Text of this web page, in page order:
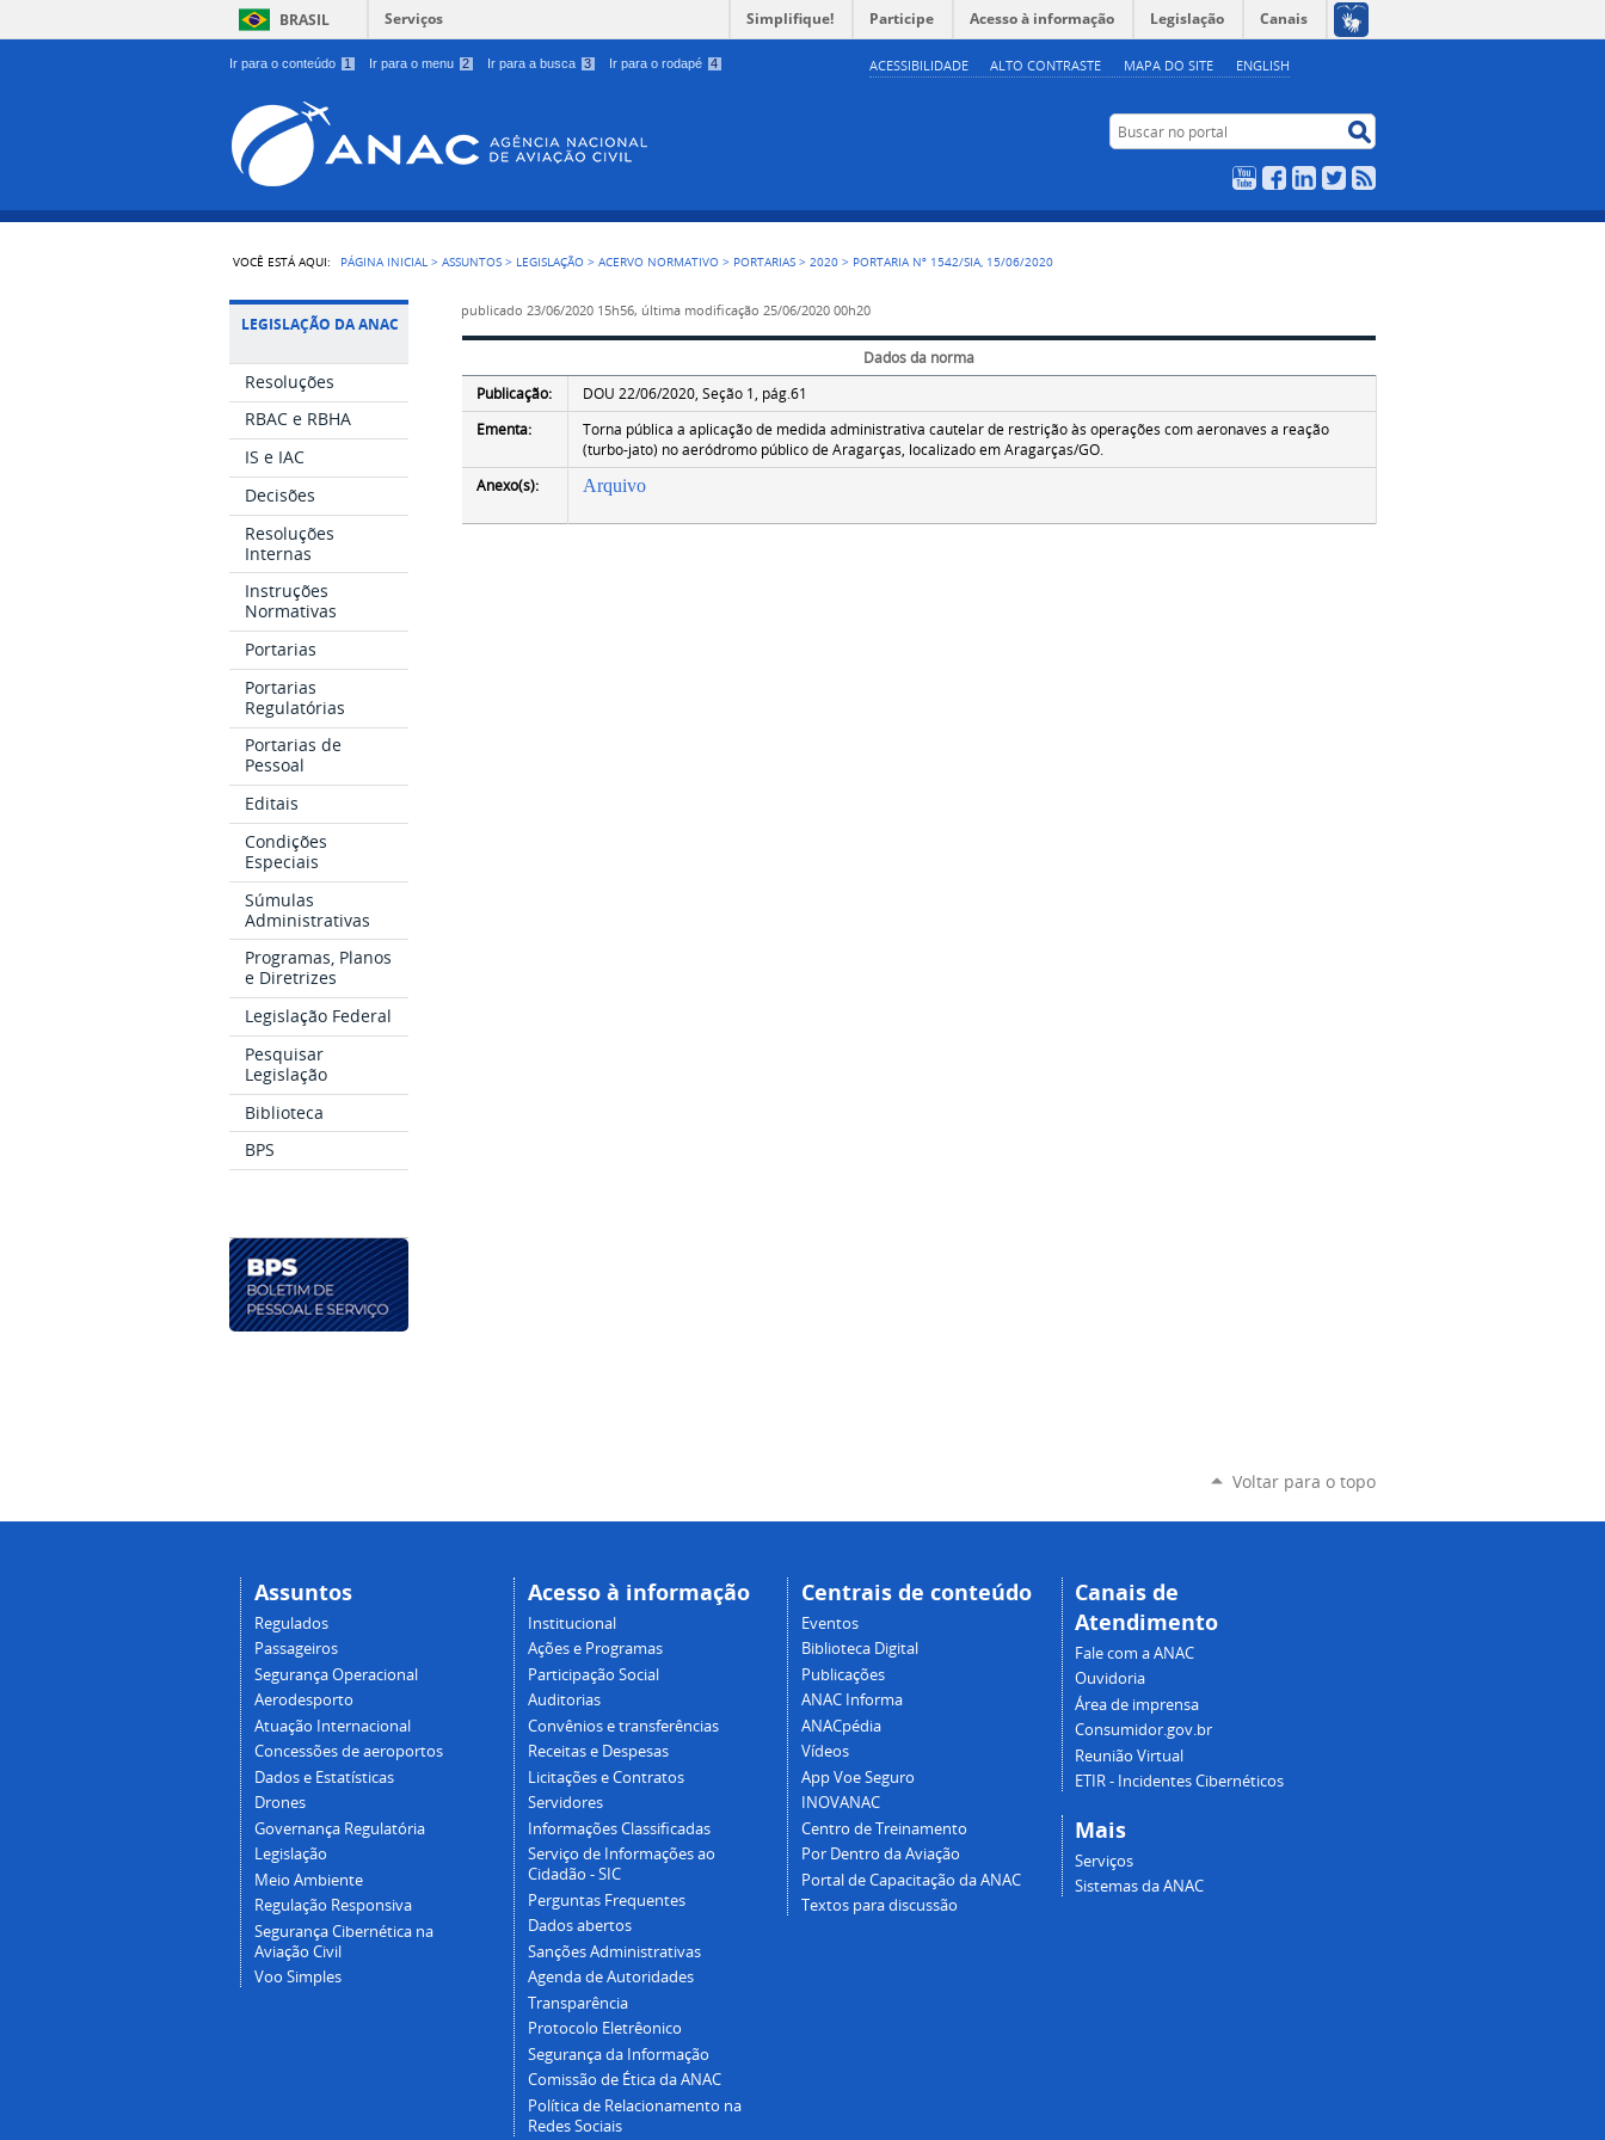
Ir para o conteúdo 1 Ir para o menu 2 Ir para a busca 3 Ir para o rodapé 4 ACESSIBILIDADE ALTO CONTRASTE MAPA DO SITE ENGLISH
BRASIL Serviços Simplifique! Participe Acesso à informação Legislação Canais
Buscar no portal
YouTubeFacebookLinkedIn
Twitter
VOCÊ ESTÁ AQUI: PÁGINA INICIAL >ASSUNTOS > LEGISLAÇÃO >ACERVO NORMATIVO > PORTARIAS >2020 > PORTARIA Nº 1542/SIA, 15/06/2020
LEGISLAÇÃO DA ANAC
Resoluções
RBAC e RBHA
IS e IAC
Decisões
Resoluções
Internas
Instruções
Normativas
Portarias
Portarias
Regulatórias
Portarias de
Pessoal
Editais
Condições
Especiais
Súmulas
Administrativas
Programas, Planos
e Diretrizes
Legislação Federal
Pesquisar
Legislação
Biblioteca
BPS
publicado 23/06/2020 15h56, última modificação 25/06/2020 00h20
Dados da norma
Publicação:
DOU 22/06/2020, Seção 1, pág.61
Ementa:
Torna pública a aplicação de medida administrativa cautelar de restrição às operações com aeronaves a reação
(turbo-jato) no aeródromo público de Aragarças, localizado em Aragarças/GO.
Anexo(s):
Arquivo
Voltar para o topo
Assuntos
Regulados
Passageiros
Segurança Operacional
Aerodesporto
Atuação Internacional
Concessões de aeroportos
Dados e Estatísticas
Drones
Governança Regulatória
Legislação
Meio Ambiente
Regulação Responsiva
Segurança Cibernética na
Aviação Civil
Voo Simples
Acesso à informação
Institucional
Ações e Programas
Participação Social
Auditorias
Convênios e transferências
Receitas e Despesas
Licitações e Contratos
Servidores
Informações Classificadas
Serviço de Informações ao
Cidadão - SIC
Perguntas Frequentes
Dados abertos
Sanções Administrativas
Agenda de Autoridades
Transparência
Protocolo Eletrêonico
Segurança da Informação
Comissão de Ética da ANAC
Política de Relacionamento na
Redes Sociais
Centrais de conteúdo
Eventos
Biblioteca Digital
Publicações
ANAC Informa
ANACpédia
Vídeos
App Voe Seguro
INOVANAC
Centro de Treinamento
Por Dentro da Aviação
Portal de Capacitação da ANAC
Textos para discussão
Canais de
Atendimento
Fale com a ANAC
Ouvidoria
Área de imprensa
Consumidor.gov.br
Reunião Virtual
ETIR - Incidentes Cibernéticos
Mais
Serviços
Sistemas da ANAC